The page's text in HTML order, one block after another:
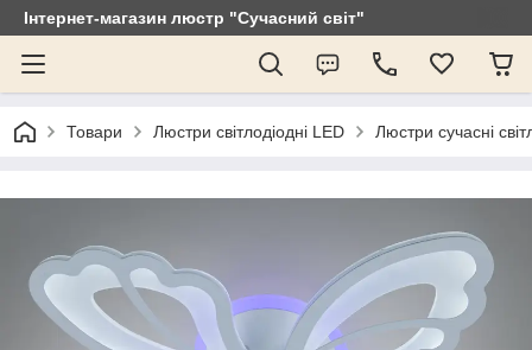
Інтернет-магазин люстр "Сучасний світ"
Товари Люстри світлодіодні LED Люстри сучасні